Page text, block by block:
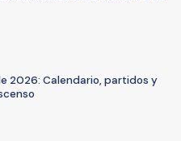
2026: Calendario, partidos y